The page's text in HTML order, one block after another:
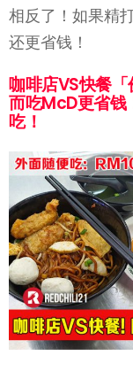
相反了！如果精
还更省钱！
咖啡店VS快餐
而吃McD更省钱
吃！